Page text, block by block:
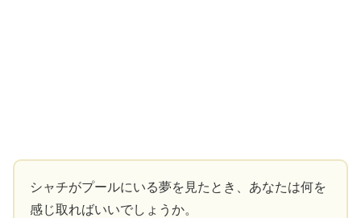
シャチがプールにいる夢を見たとき、あなたは何を
感じ取ればいいでしょうか。